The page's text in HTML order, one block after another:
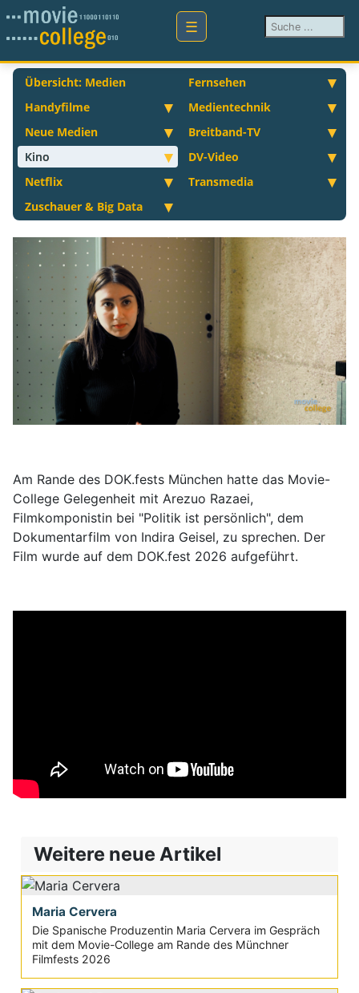
Suchen ...
Übersicht: Medien
Fernsehen
Handyfilme
Medientechnik
Neue Medien
Breitband-TV
Kino
DV-Video
Netflix
Transmedia
Zuschauer & Big Data
Am Rande des DOK.fests München hatte das Movie-
College Gelegenheit mit Arezuo Razaei,
Filmkomponistin bei "Politik ist persönlich", dem
Dokumentarfilm von Indira Geisel, zu sprechen. Der
Film wurde auf dem DOK.fest 2026 aufgeführt.
Weitere neue Artikel
Maria Cervera
Die Spanische Produzentin Maria Cervera im Gespräch
mit dem Movie-College am Rande des Münchner
Filmfests 2026